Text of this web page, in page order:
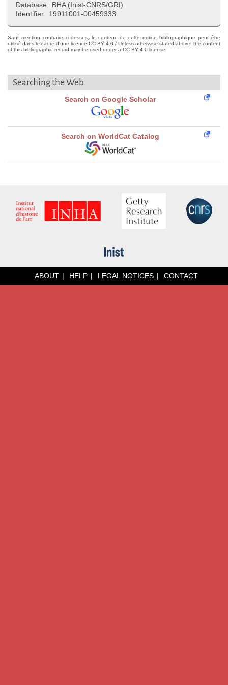
Database
BHA (Inist-CNRS/GRI)
Identifier
19911001-00459333
Sauf mention contraire ci-dessus, le contenu de cette notice bibliographique peut être
utilisé dans le cadre d'une licence CC BY 4.0 / Unless otherwise stated above, the content
of this bibliographic record may be used under a CC BY 4.0 license
Searching the Web
Search on Google Scholar
Search on WorldCat Catalog
ABOUT HELP LEGAL NOTICES CONTACT